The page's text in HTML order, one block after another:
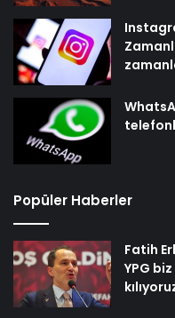
Popüler Haberler
Fatih
YPG